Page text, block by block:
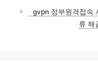
gvpn 정부원격접속
류 해